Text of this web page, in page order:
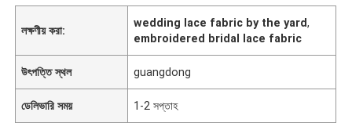
লক্ষণীয় করা:
wedding lace fabric by the yard,
embroidered bridal lace fabric
উৎপত্তি স্থল guangdong
ডেলিভারি সময় 1-2 সপ্তাহ